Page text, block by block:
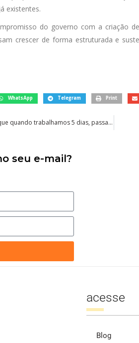
existentes.
do governo com a criação
crescer de forma estruturada e
WhatsApp Telegram Print
Estudo sobre semana de 4 dias de trabalho aponta que quando trabalhamos 5 dias, passamos um deles sem fazer nada
seu e-mail?
acesse
Blog